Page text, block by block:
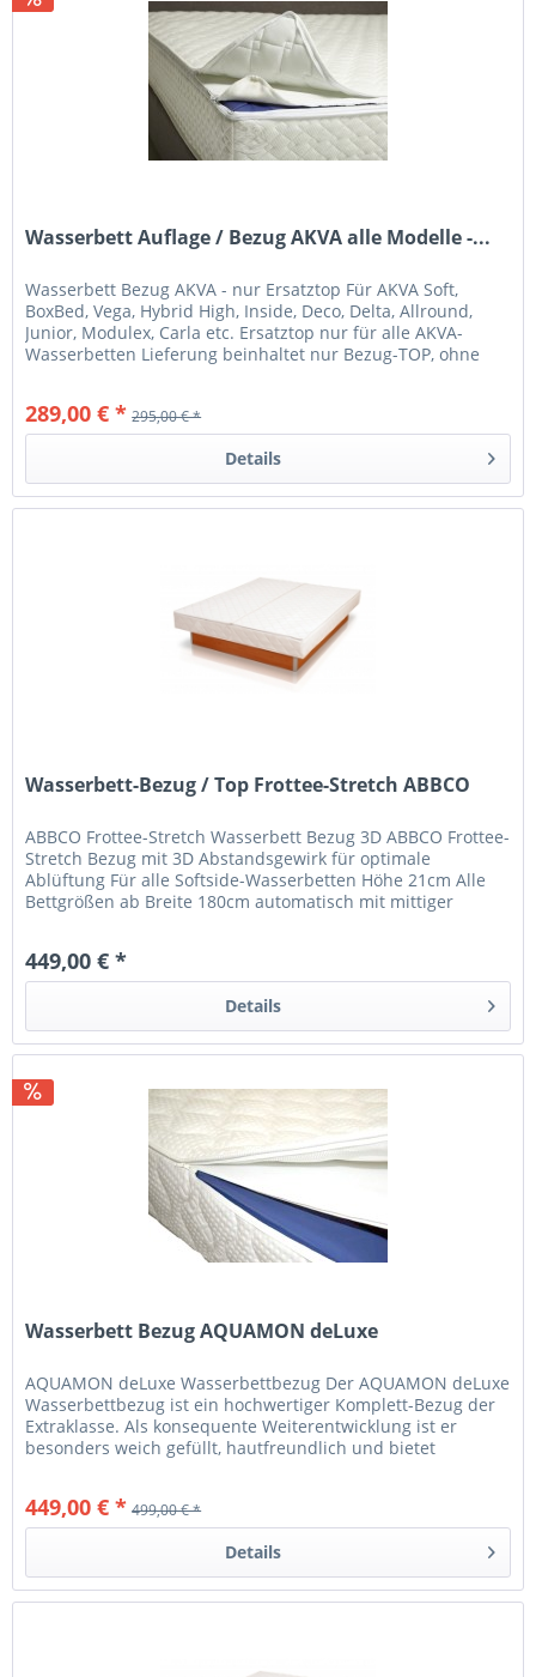
Wasserbett Auflage / Bezug AKVA alle Modelle -...
Wasserbett Bezug AKVA - nur Ersatztop Für AKVA Soft,
BoxBed, Vega, Hybrid High, Inside, Deco, Delta, Allround,
Junior, Modulex, Carla etc. Ersatztop nur für alle AKVA-
Wasserbetten Lieferung beinhaltet nur Bezug-TOP, ohne
289,00 € * 295,00 € *
Details
Wasserbett-Bezug / Top Frottee-Stretch ABBCO
ABBCO Frottee-Stretch Wasserbett Bezug 3D ABBCO Frottee-
Stretch Bezug mit 3D Abstandsgewirk für optimale
Ablüftung Für alle Softside-Wasserbetten Höhe 21cm Alle
Bettgrößen ab Breite 180cm automatisch mit mittiger
449,00 € *
Details
Wasserbett Bezug AQUAMON deLuxe
AQUAMON deLuxe Wasserbettbezug Der AQUAMON deLuxe
Wasserbettbezug ist ein hochwertiger Komplett-Bezug der
Extraklasse. Als konsequente Weiterentwicklung ist er
besonders weich gefüllt, hautfreundlich und bietet
449,00 € * 499,00 € *
Details